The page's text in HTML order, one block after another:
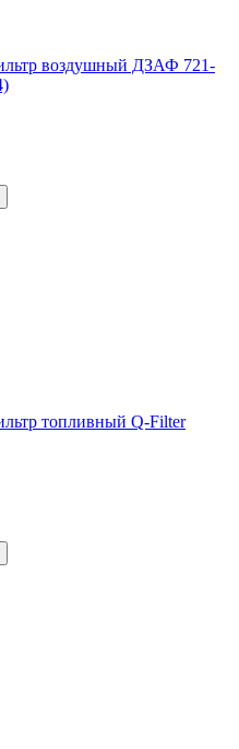
воздушный ДЗАФ 721-
топливный Q-Filter